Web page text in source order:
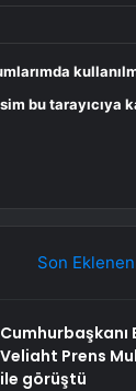
bu tarayıcıya
Son Eklenen
Cumhurbaşkanı
Veliaht Prens
ile görüştü